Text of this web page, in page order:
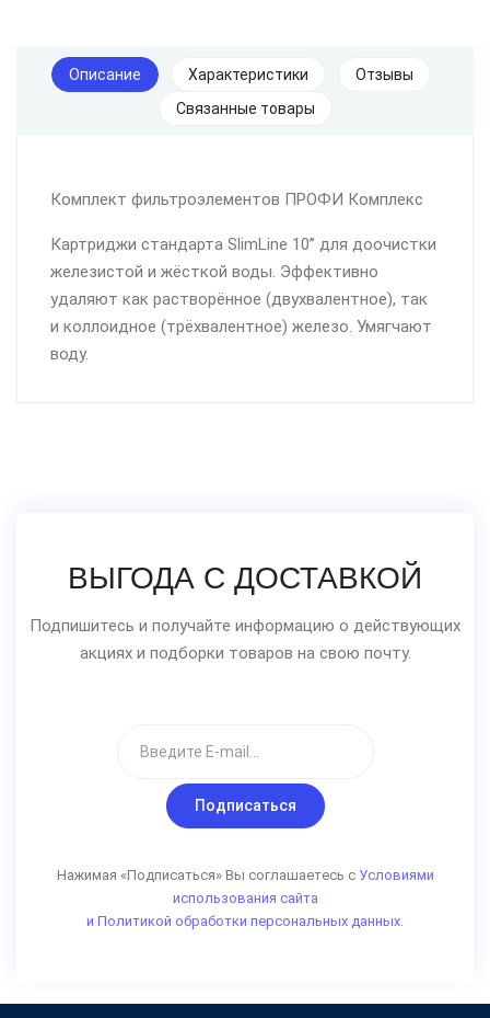
Описание Характеристики
Отзывы
Связанные товары
Комплект фильтроэлементов ПРОФИ Комплекс
Картриджи стандарта SlimLine 10’’ для доочистки
железистой и жёсткой воды. Эффективно
удаляют как растворённое (двухвалентное), так
и коллоидное (трёхвалентное) железо. Умягчают
воду.
ВЫГОДА С ДОСТАВКОЙ
Подпишитесь и получайте информацию о действующих
акциях и подборки товаров на свою почту.
Подписаться
Нажимая «Подписаться» Вы соглашаетесь с Условиями
использования сайта
и Политикой обработки персональных данных.